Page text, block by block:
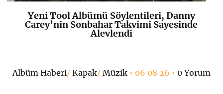
K+
Yeni Tool Albümü Söylentileri, Danny
Carey’nin Sonbahar Takvimi Sayesinde
Alevlendi
Albüm Haberi/ Kapak/ Müzik• 06 08 26 • 0 Yorum